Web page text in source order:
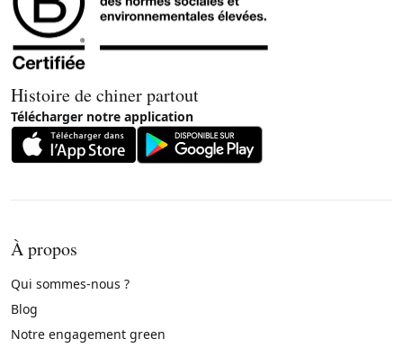
Histoire de chiner partout
Télécharger notre application
À propos
Qui sommes-nous ?
Blog
Notre engagement green